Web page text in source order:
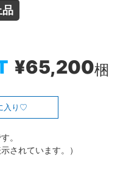
¥65,200梱
入り
。
されています。）